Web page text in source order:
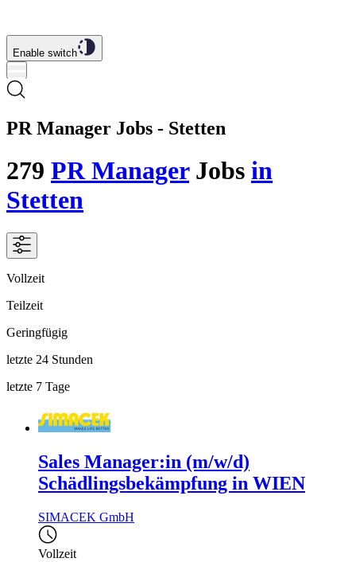
Enable switch
PR Manager Jobs - Stetten
279 PR ManagerJobs in
Stetten
Vollzeit
Teilzeit
Geringfügig
letzte 24 Stunden
letzte 7 Tage
Sales Manager:in (m/w/d)
Schädlingsbekämpfung in WIEN
SIMACEK GmbH
Vollzeit